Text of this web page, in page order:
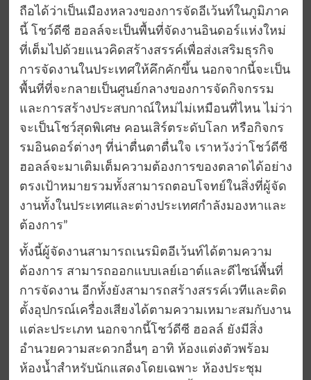
ถือได้ว่าเป็นเมืองหลวงของการจัดอีเว้นท์ในภูมิภาค
นี้ โชว์ดีซี ฮอลล์จะเป็นพื้นที่จัดงานอินดอร์แห่งใหม่
ที่เต็มไปด้วยแนวคิดสร้างสรรค์เพื่อส่งเสริมธุรกิจ
การจัดงานในประเทศให้คึกคักขึ้น นอกจากนี้จะเป็น
พื้นที่ที่จะกลายเป็นศูนย์กลางของการจัดกิจกรรม
และการสร้างประสบกาณ์ใหม่ไม่เหมือนที่ไหน ไม่ว่า
จะเป็นโชว์สุดพิเศษ คอนเสิร์ตระดับโลก หรือกิจกร
รมอินดอร์ต่างๆ ที่น่าตื่นตาตื่นใจ เราหวังว่าโชว์ดีซี
ฮอลล์จะมาเติมเต็มความต้องการของตลาดได้อย่าง
ตรงเป้าหมายรวมทั้งสามารถตอบโจทย์ในสิ่งที่ผู้จัด
งานทั้งในประเทศและต่างประเทศกำลังมองหาและ
ต้องการ”
ทั้งนี้ผู้จัดงานสามารถเนรมิตอีเว้นท์ได้ตามความ
ต้องการ สามารถออกแบบเลย์เอาต์และดีไซน์พื้นที่
การจัดงาน อีกทั้งยังสามารถสร้างสรรค์เวทีและติด
ตั้งอุปกรณ์เครื่องเสียงได้ตามความเหมาะสมกับงาน
แต่ละประเภท นอกจากนี้โชว์ดีซี ฮอลล์ ยังมีสิ่ง
อำนวยความสะดวกอื่นๆ อาทิ ห้องแต่งตัวพร้อม
ห้องน้ำสำหรับนักแสดงโดยเฉพาะ ห้องประชุม